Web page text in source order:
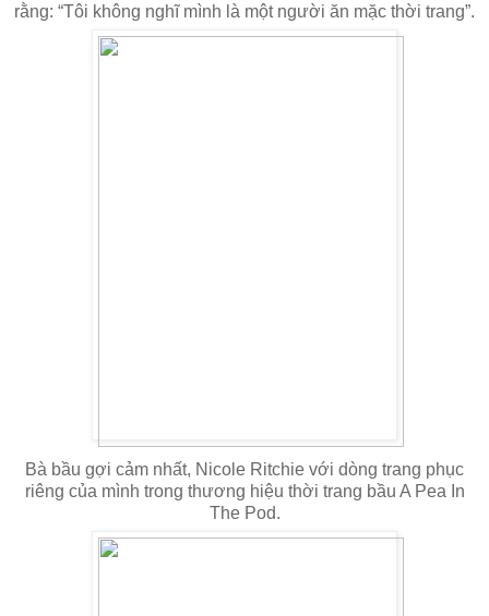
rằng: “Tôi không nghĩ mình là một người ăn mặc thời trang”.
Bà bầu gợi cảm nhất, Nicole Ritchie với dòng trang phục
riêng của mình trong thương hiệu thời trang bầu A Pea In
The Pod.